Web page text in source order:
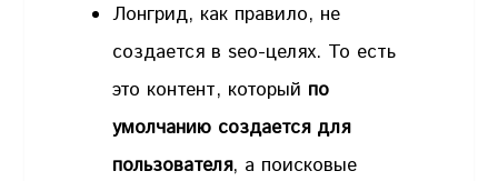
Лонгрид, как правило, не
создается в seo-целях. То есть
это контент, который по
умолчанию создается для
пользователя, а поисковые